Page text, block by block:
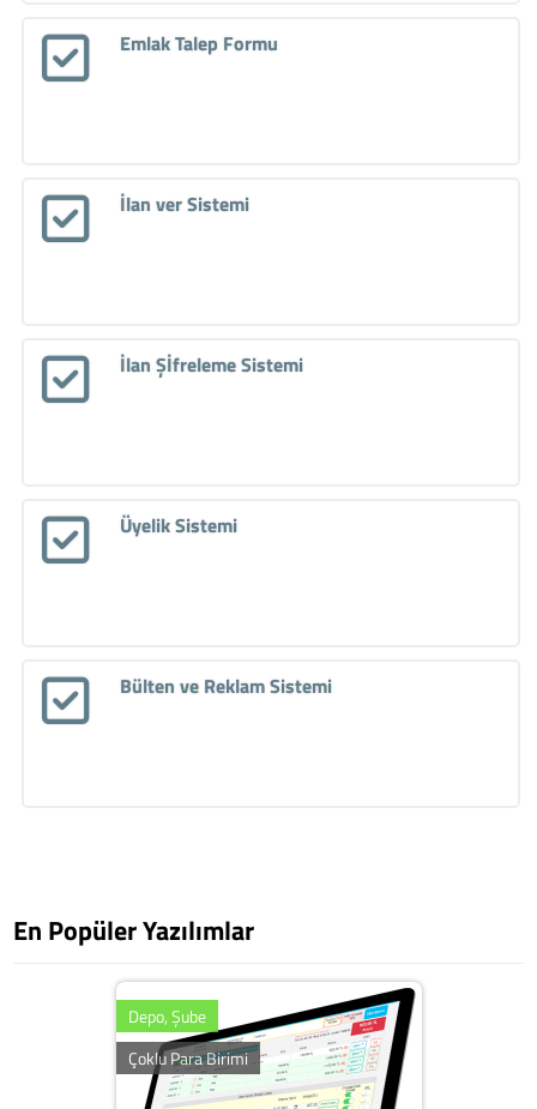
Emlak Talep Formu
İlan ver Sistemi
İlan Şİfreleme Sistemi
Üyelik Sistemi
Bülten ve Reklam Sistemi
En Popüler Yazılımlar
Depo, Şube
Çoklu Para Birimi